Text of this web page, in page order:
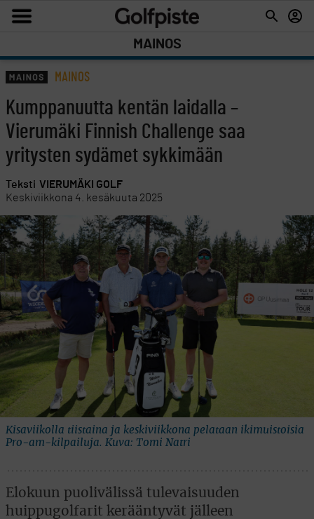
MAINOS
MAINOS
Kumppanuutta kentän laidalla –
Vierumäki Finnish Challenge saa
yritysten sydämet sykkimään
Teksti VIERUMÄKI GOLF
Keskiviikkona 4. kesäkuuta 2025
Kisaviikolla tiistaina ja keskiviikkona pelataan ikimuistoisia
Pro-am-kilpailuja. Kuva: Tomi Natri
Elokuun puolivälissä tulevaisuuden
huippugolfarit kerääntyvät jälleen